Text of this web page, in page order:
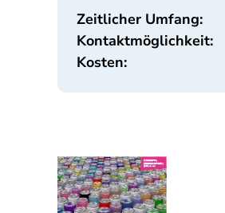
Zeitlicher Umfang:
Kontaktmöglichkeit:
Kosten: